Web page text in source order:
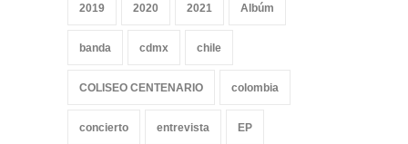
2019 2020 2021 Albúm
banda cdmx chile
COLISEO CENTENARIO colombia
concierto entrevista EP